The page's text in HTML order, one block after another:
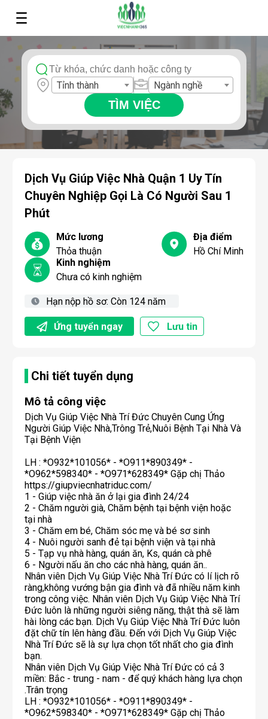
Tỉnh thành Ngành nghề
TÌM VIỆC
Dịch Vụ Giúp Việc Nhà Quận 1 Uy Tín
Chuyên Nghiệp Gọi Là Có Người Sau 1
Phút
Mức lương
Thỏa thuận
Địa điểm
Hồ Chí Minh
Kinh nghiệm
Chưa có kinh nghiệm
Hạn nộp hồ sơ: Còn 124 năm
Ứng tuyển ngay Lưu tin
Chi tiết tuyển dụng
Mô tả công việc
Dịch Vụ Giúp Việc Nhà Trí Đức Chuyên Cung Ứng
Người Giúp Việc Nhà,Trông Trẻ,Nuôi Bệnh Tại Nhà Và
Tại Bệnh Viện
LH : *O932*101056* - *O911*890349* -
*O962*598340* - *O971*628349* Gặp chị Thảo
https://giupviecnhatriduc.com/
1 - Giúp việc nhà ăn ở lại gia đình 24/24
2 - Chăm người già, Chăm bệnh tại bệnh viện hoặc
tại nhà
3 - Chăm em bé, Chăm sóc mẹ và bé sơ sinh
4 - Nuôi người sanh đẻ tại bệnh viện và tại nhà
5 - Tạp vụ nhà hàng, quán ăn, Ks, quán cà phê
6 - Người nấu ăn cho các nhà hàng, quán ăn..
Nhân viên Dịch Vụ Giúp Việc Nhà Trí Đức có lí lịch rõ
ràng,không vướng bận gia đình và đã nhiều năm kinh
trong công việc. Nhân viên Dịch Vụ Giúp Việc Nhà Trí
Đức luôn là những người siêng năng, thật thà sẽ làm
hài lòng các bạn. Dịch Vụ Giúp Việc Nhà Trí Đức luôn
đặt chữ tín lên hàng đầu. Đến với Dịch Vụ Giúp Việc
Nhà Trí Đức sẽ là sự lựa chọn tốt nhất cho gia đình
bạn.
Nhân viên Dịch Vụ Giúp Việc Nhà Trí Đức có cả 3
miền: Bắc - trung - nam - để quý khách hàng lựa chọn
.Trân trọng
LH : *O932*101056* - *O911*890349* -
*O962*598340* - *O971*628349* Gặp chị Thảo